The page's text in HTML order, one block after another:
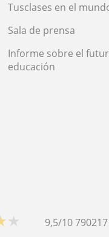
Tusclases en el
Sala de prensa
Informe sobre el
educación
9,5/10790217